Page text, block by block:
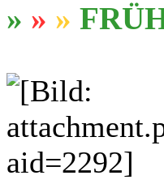
» » »